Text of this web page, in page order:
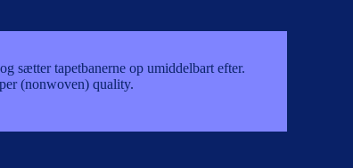
sætter tapetbanerne op umiddelbart efter.
(nonwoven) quality.